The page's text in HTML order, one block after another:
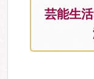
芸能生